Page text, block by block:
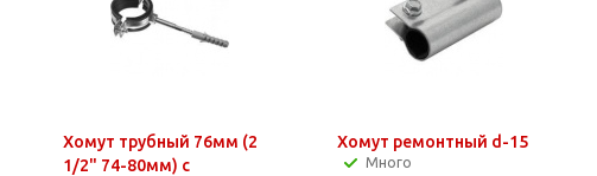
Хомут трубный 76мм (2
1/2" 74-80мм) с
Хомут ремонтный d-15
Много